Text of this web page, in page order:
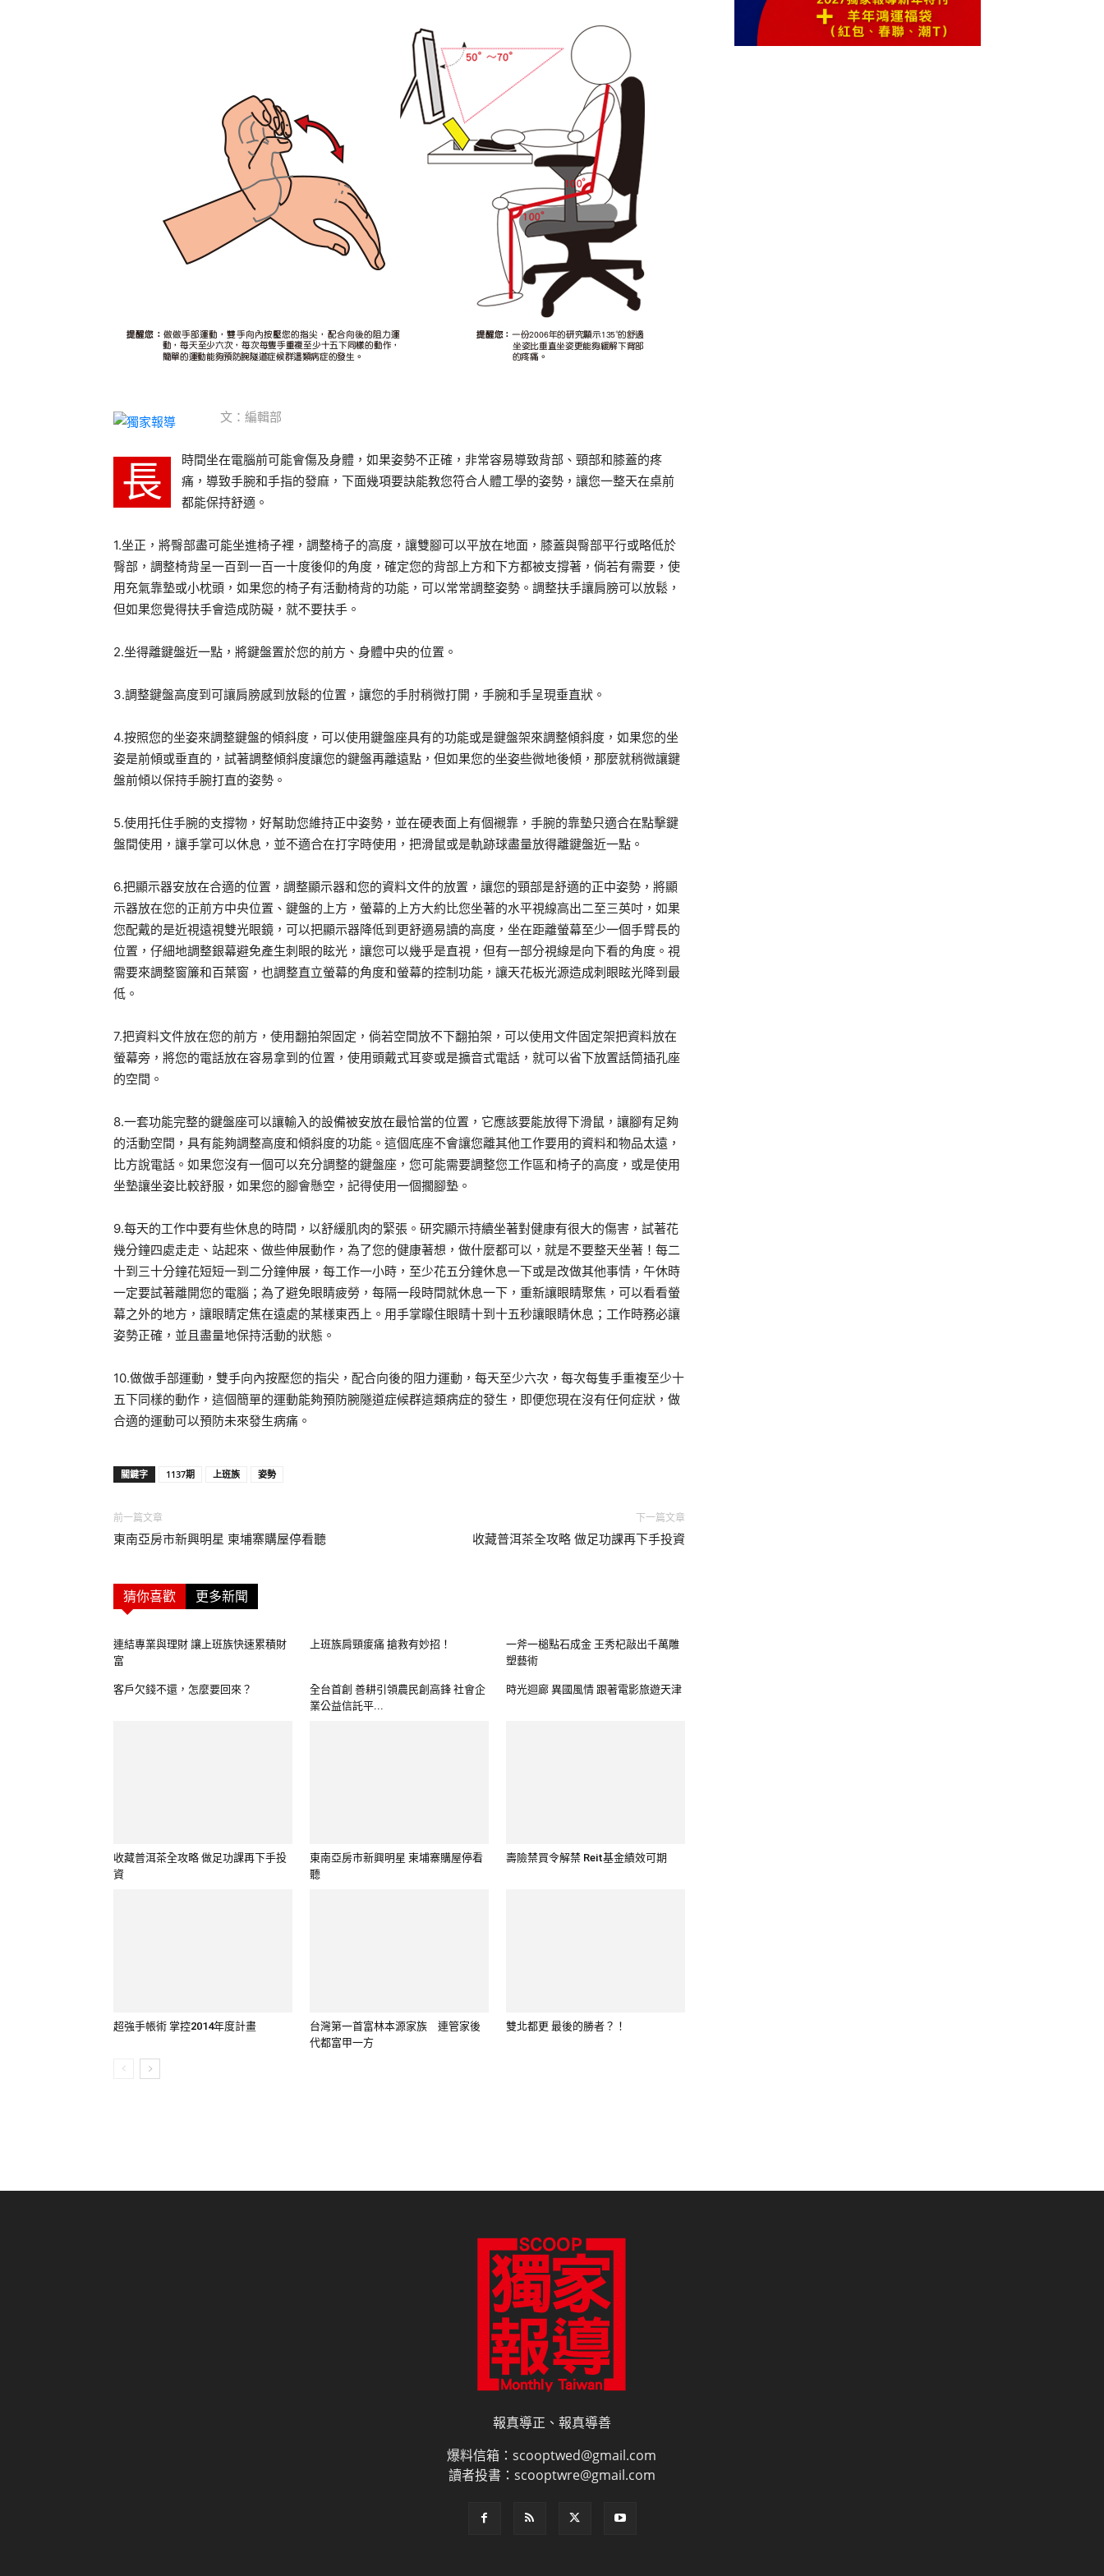
文：編輯部
長
時間坐在電腦前可能會傷及身體，如果姿勢不正確，非常容易導致背部、頸部和膝蓋的疼
痛，導致手腕和手指的發麻，下面幾項要訣能教您符合人體工學的姿勢，讓您一整天在桌前
都能保持舒適。
1.坐正，將臀部盡可能坐進椅子裡，調整椅子的高度，讓雙腳可以平放在地面，膝蓋與臀部平行或略低於
臀部，調整椅背呈一百到一百一十度後仰的角度，確定您的背部上方和下方都被支撐著，倘若有需要，使
用充氣靠墊或小枕頭，如果您的椅子有活動椅背的功能，可以常常調整姿勢。調整扶手讓肩膀可以放鬆，
但如果您覺得扶手會造成防礙，就不要扶手。
2.坐得離鍵盤近一點，將鍵盤置於您的前方、身體中央的位置。
3.調整鍵盤高度到可讓肩膀感到放鬆的位置，讓您的手肘稍微打開，手腕和手呈現垂直狀。
4.按照您的坐姿來調整鍵盤的傾斜度，可以使用鍵盤座具有的功能或是鍵盤架來調整傾斜度，如果您的坐
姿是前傾或垂直的，試著調整傾斜度讓您的鍵盤再離遠點，但如果您的坐姿些微地後傾，那麼就稍微讓鍵
盤前傾以保持手腕打直的姿勢。
5.使用托住手腕的支撐物，好幫助您維持正中姿勢，並在硬表面上有個襯靠，手腕的靠墊只適合在點擊鍵
盤間使用，讓手掌可以休息，並不適合在打字時使用，把滑鼠或是軌跡球盡量放得離鍵盤近一點。
6.把顯示器安放在合適的位置，調整顯示器和您的資料文件的放置，讓您的頸部是舒適的正中姿勢，將顯
示器放在您的正前方中央位置、鍵盤的上方，螢幕的上方大約比您坐著的水平視線高出二至三英吋，如果
您配戴的是近視遠視雙光眼鏡，可以把顯示器降低到更舒適易讀的高度，坐在距離螢幕至少一個手臂長的
位置，仔細地調整銀幕避免產生刺眼的眩光，讓您可以幾乎是直視，但有一部分視線是向下看的角度。視
需要來調整窗簾和百葉窗，也調整直立螢幕的角度和螢幕的控制功能，讓天花板光源造成刺眼眩光降到最
低。
7.把資料文件放在您的前方，使用翻拍架固定，倘若空間放不下翻拍架，可以使用文件固定架把資料放在
螢幕旁，將您的電話放在容易拿到的位置，使用頭戴式耳麥或是擴音式電話，就可以省下放置話筒插孔座
的空間。
8.一套功能完整的鍵盤座可以讓輸入的設備被安放在最恰當的位置，它應該要能放得下滑鼠，讓腳有足夠
的活動空間，具有能夠調整高度和傾斜度的功能。這個底座不會讓您離其他工作要用的資料和物品太遠，
比方說電話。如果您沒有一個可以充分調整的鍵盤座，您可能需要調整您工作區和椅子的高度，或是使用
坐墊讓坐姿比較舒服，如果您的腳會懸空，記得使用一個擱腳墊。
9.每天的工作中要有些休息的時間，以舒緩肌肉的緊張。研究顯示持續坐著對健康有很大的傷害，試著花
幾分鐘四處走走、站起來、做些伸展動作，為了您的健康著想，做什麼都可以，就是不要整天坐著！每二
十到三十分鐘花短短一到二分鐘伸展，每工作一小時，至少花五分鐘休息一下或是改做其他事情，午休時
一定要試著離開您的電腦；為了避免眼睛疲勞，每隔一段時間就休息一下，重新讓眼睛聚焦，可以看看螢
幕之外的地方，讓眼睛定焦在遠處的某樣東西上。用手掌矇住眼睛十到十五秒讓眼睛休息；工作時務必讓
姿勢正確，並且盡量地保持活動的狀態。
10.做做手部運動，雙手向內按壓您的指尖，配合向後的阻力運動，每天至少六次，每次每隻手重複至少十
五下同樣的動作，這個簡單的運動能夠預防腕隧道症候群這類病症的發生，即便您現在沒有任何症狀，做
合適的運動可以預防未來發生病痛。
關鍵字 1137期 上班族 姿勢
前一篇文章
東南亞房市新興明星 柬埔寨購屋停看聽
下一篇文章
收藏普洱茶全攻略 做足功課再下手投資
猜你喜歡 更多新聞
連結專業與理財 讓上班族快速累積財
富
上班族肩頸痠痛 搶救有妙招！
一斧一槌點石成金 王秀杞敲出千萬雕
塑藝術
客戶欠錢不還，怎麼要回來？
全台首創 善耕引領農民創高鋒 社會企
業公益信託平...
時光迴廊 異國風情 跟著電影旅遊天津
收藏普洱茶全攻略 做足功課再下手投
資
東南亞房市新興明星 柬埔寨購屋停看
聽
壽險禁買令解禁 Reit基金績效可期
超強手帳術 掌控2014年度計畫
台灣第一首富林本源家族 連管家後
代都富甲一方
雙北都更 最後的勝者？！
報真導正、報真導善
爆料信箱：scooptwed@gmail.com
讀者投書：scooptwre@gmail.com